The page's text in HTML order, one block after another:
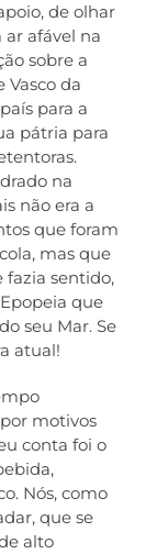
de olhar
afável na
sobre a
da
para a
pátria para
na
não era a
que foram
mas que
fazia sentido,
que
seu Mar. Se
atual!
motivos
conta foi o
Nós, como
que se
alto